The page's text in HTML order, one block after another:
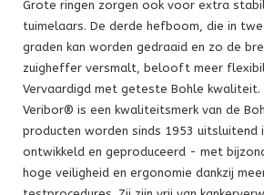
Grote ringen zorgen ook voor extra
tuimelaars. De derde hefboom, die in
graden kan worden gedraaid en zo de
zuigheffer versmalt, belooft meer
Vervaardigd met geteste Bohle kwaliteit.
Veribor® is een kwaliteitsmerk van de
producten worden sinds 1953 uitsluitend
ontwikkeld en geproduceerd - met
hoge veiligheid en ergonomie dankzij